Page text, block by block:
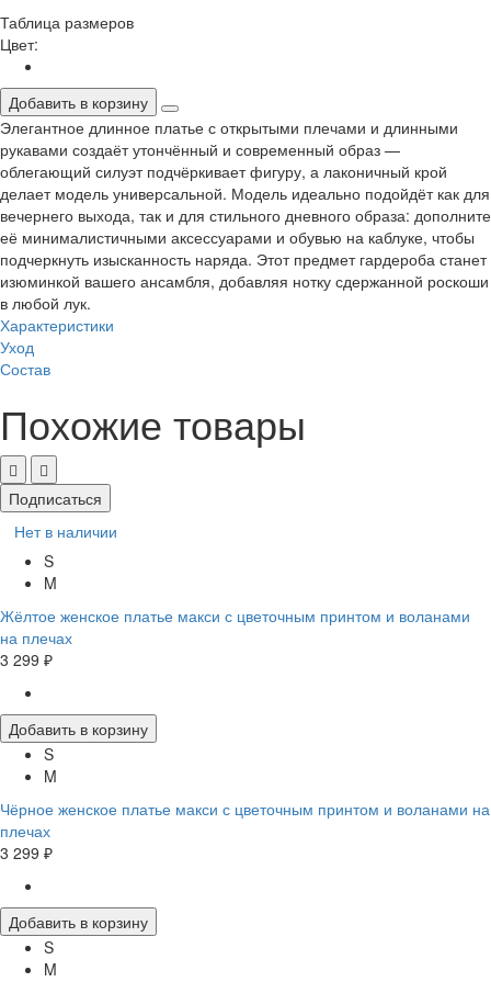
Таблица размеров
Цвет:
Добавить в корзину
Элегантное длинное платье с открытыми плечами и длинными
рукавами создаёт утончённый и современный образ —
облегающий силуэт подчёркивает фигуру, а лаконичный крой
делает модель универсальной. Модель идеально подойдёт как для
вечернего выхода, так и для стильного дневного образа: дополните
её минималистичными аксессуарами и обувью на каблуке, чтобы
подчеркнуть изысканность наряда. Этот предмет гардероба станет
изюминкой вашего ансамбля, добавляя нотку сдержанной роскоши
в любой лук.
Характеристики
Уход
Состав
Похожие товары
Подписаться
Нет в наличии
S
M
Жёлтое женское платье макси с цветочным принтом и воланами
на плечах
3 299 ₽
Добавить в корзину
S
M
Чёрное женское платье макси с цветочным принтом и воланами на
плечах
3 299 ₽
Добавить в корзину
S
M